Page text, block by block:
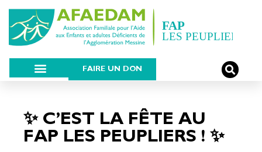
FAIRE UN DON
✨ C’EST LA FÊTE AU
FAP LES PEUPLIERS ! ✨